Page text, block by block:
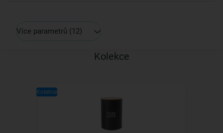
Více parametrů (12)
Kolekce
Kolekce